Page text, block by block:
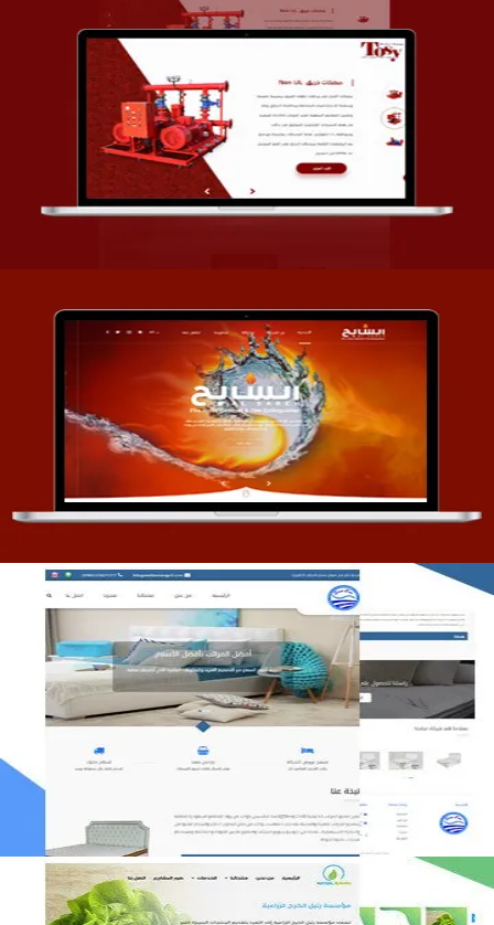
تصميم شركة قمة الأنظمة TOSY
التفاصيل
تصميم موقع السابح للصناعات المعدنية
التفاصيل
مصنع المراتب الخليجية